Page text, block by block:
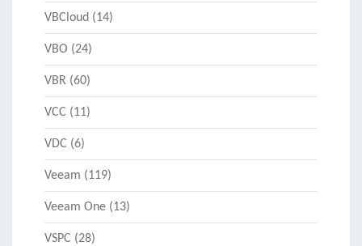
VBCloud (14)
VBO (24)
VBR (60)
VCC (11)
VDC (6)
Veeam (119)
Veeam One (13)
VSPC (28)